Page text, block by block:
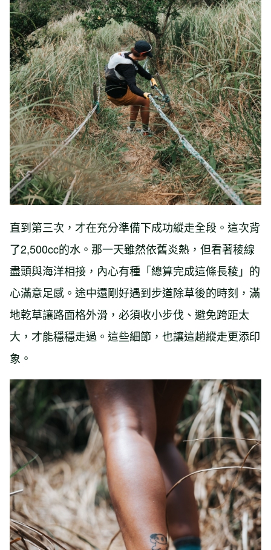
直到第三次，才在充分準備下成功縱走全段。這次背
了2,500cc的水。那一天雖然依舊炎熱，但看著稜線
盡頭與海洋相接，內心有種「總算完成這條長稜」的
心滿意足感。途中還剛好遇到步道除草後的時刻，滿
地乾草讓路面格外滑，必須收小步伐、避免跨距太
大，才能穩穩走過。這些細節，也讓這趟縱走更添印
象。